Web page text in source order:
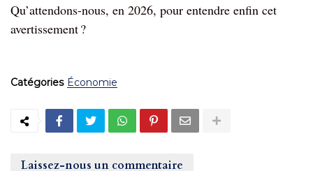
Qu’attendons-nous, en 2026, pour entendre enfin cet
avertissement ?
Catégories Économie
Laissez-nous un commentaire